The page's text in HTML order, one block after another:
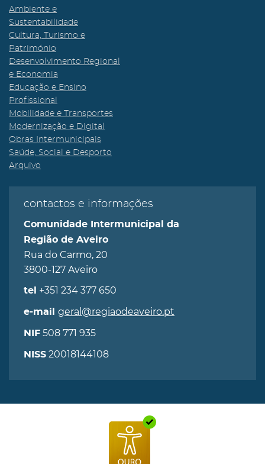
Ambiente e
Sustentabilidade
Cultura, Turismo e
Património
Desenvolvimento Regional
e Economia
Educação e Ensino
Profissional
Mobilidade e Transportes
Modernização e Digital
Obras Intermunicipais
Saúde, Social e Desporto
Arquivo
contactos e informações
Comunidade Intermunicipal da
Região de Aveiro
Rua do Carmo, 20
3800-127 Aveiro
tel +351 234 377 650
e-mail geral@regiaodeaveiro.pt
NIF 508 771 935
NISS 20018144108